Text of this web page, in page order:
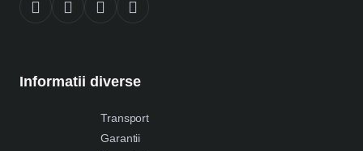
Informatii diverse
Transport
Garantii